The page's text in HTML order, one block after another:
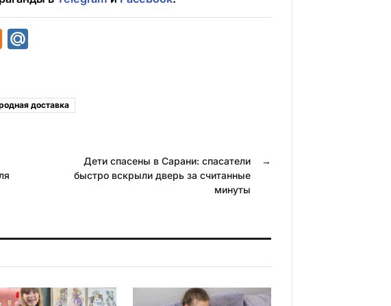
o
s
i
k
i
lдоставка
→
Дети спасены в Сарани: спасатели
быстро вскрыли дверь за считанные
минуты